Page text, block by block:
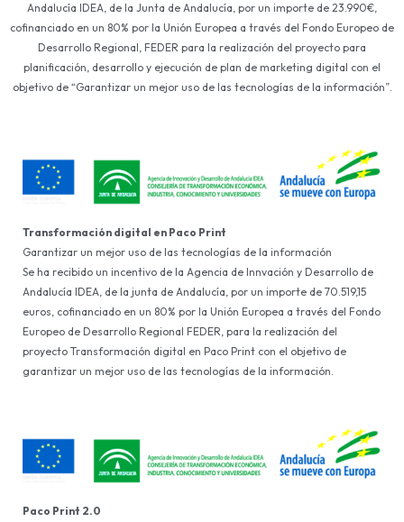
Andalucía IDEA, de la Junta de Andalucía, por un importe de 23.990€,
cofinanciado en un 80% por la Unión Europea a través del Fondo Europeo de
Desarrollo Regional, FEDER para la realización del proyecto para
planificación, desarrollo y ejecución de plan de marketing digital con el
objetivo de “Garantizar un mejor uso de las tecnologías de la información”.
Transformación digital en Paco Print
Garantizar un mejor uso de las tecnologías de la información
Se ha recibido un incentivo de la Agencia de Innvación y Desarrollo de
Andalucía IDEA, de la junta de Andalucía, por un importe de 70.519,15
euros, cofinanciado en un 80% por la Unión Europea a través del Fondo
Europeo de Desarrollo Regional FEDER, para la realización del
proyecto Transformación digital en Paco Print con el objetivo de
garantizar un mejor uso de las tecnologías de la información.
Paco Print 2.0